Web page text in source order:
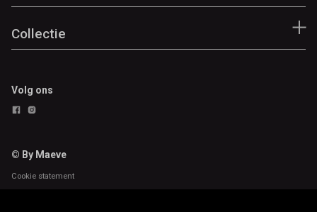
Collectie
Volg ons
© By Maeve
Cookie statement